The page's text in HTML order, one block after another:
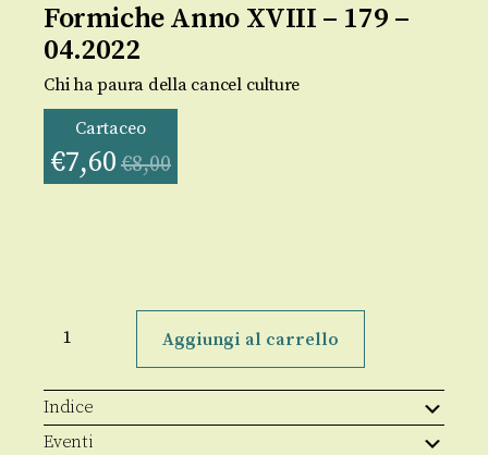
Formiche Anno XVIII – 179 –
04.2022
Chi ha paura della cancel culture
Cartaceo
€7,60 €8,00
Anno
179
–
04.2022
quantità
Aggiungi al carrello
Indice
Eventi